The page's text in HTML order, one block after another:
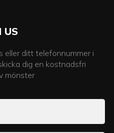
US
eller ditt telefonnummer i
dig en kostnadsfri
mönster